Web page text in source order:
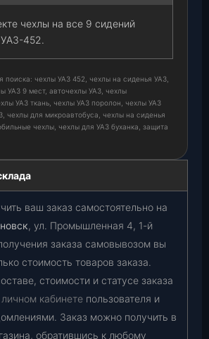
чехлы на все 9 сидений
452.
поиска: чехлы УАЗ 452, чехлы на сиденья УАЗ,
УАЗ 9 мест, авточехлы УАЗ, чехлы
УАЗ ткань, чехлы УАЗ поролон, чехлы УАЗ
чехлы для микроавтобуса, чехлы на сиденья
чехлы, чехлы для УАЗ буханка, защита
ваш заказ самостоятельно на
, ул. Промышленная 4, 1-й
заказа самовывозом вы
стоимость товаров заказа.
стоимости и статусе заказа
личном кабинете пользователя и
Заказ можно получить в
обратившись к любому